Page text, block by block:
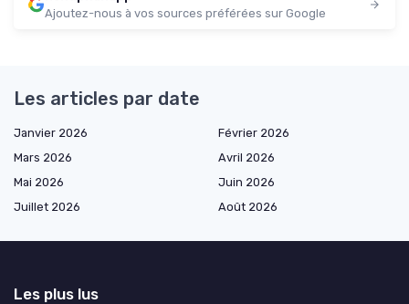
Ajoutez-nous à vos sources préférées sur Google
Les articles par date
Janvier 2026
Février 2026
Mars 2026
Avril 2026
Mai 2026
Juin 2026
Juillet 2026
Août 2026
Les plus lus